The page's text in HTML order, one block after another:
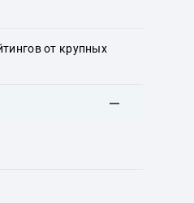
от крупных